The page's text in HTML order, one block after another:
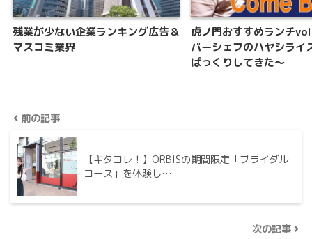
残業が少ない企業ランキング広告＆
マスコミ業界
虎ノ門おすすめランチ
パーシェフのハヤシライ
ぱっくりしてきた〜
前の記事
【キタコレ！】ORBISの期間限定「ブライダル
コース」を体験し…
次の記事